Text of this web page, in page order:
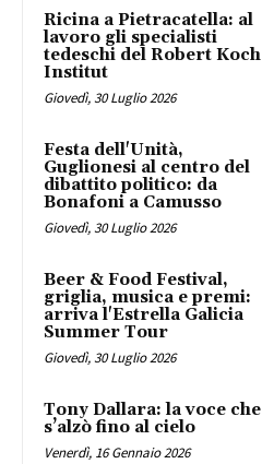
Ricina a Pietracatella: al
lavoro gli specialisti
tedeschi del Robert Koch
Institut
Giovedì, 30 Luglio 2026
Festa dell'Unità,
Guglionesi al centro del
dibattito politico: da
Bonafoni a Camusso
Giovedì, 30 Luglio 2026
Beer & Food Festival,
griglia, musica e premi:
arriva l'Estrella Galicia
Summer Tour
Giovedì, 30 Luglio 2026
Tony Dallara: la voce che
s’alzò fino al cielo
Venerdì, 16 Gennaio 2026